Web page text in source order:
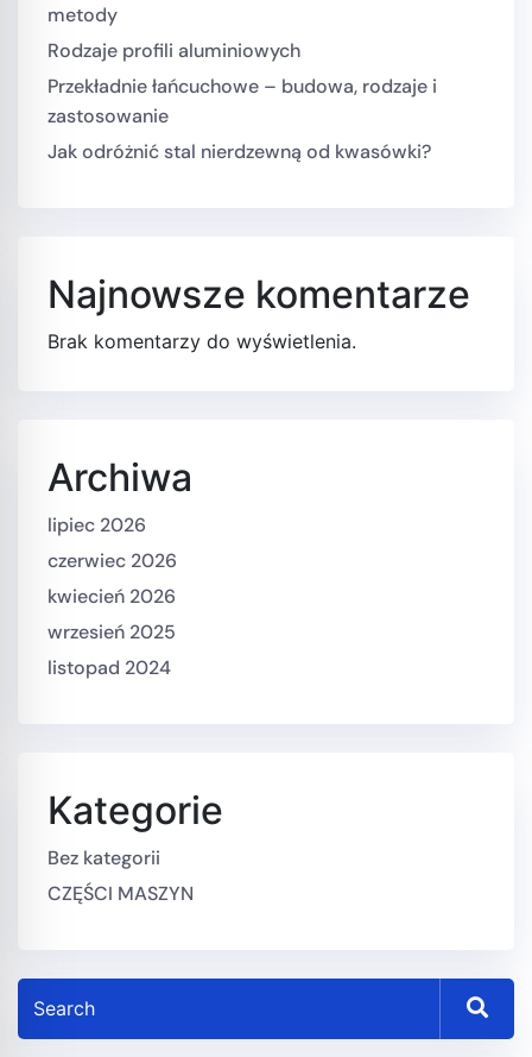
metody
Rodzaje profili aluminiowych
Przekładnie łańcuchowe – budowa, rodzaje i
zastosowanie
Jak odróżnić stal nierdzewną od kwasówki?
Najnowsze komentarze
Brak komentarzy do wyświetlenia.
Archiwa
lipiec 2026
czerwiec 2026
kwiecień 2026
wrzesień 2025
listopad 2024
Kategorie
Bez kategorii
CZĘŚCI MASZYN